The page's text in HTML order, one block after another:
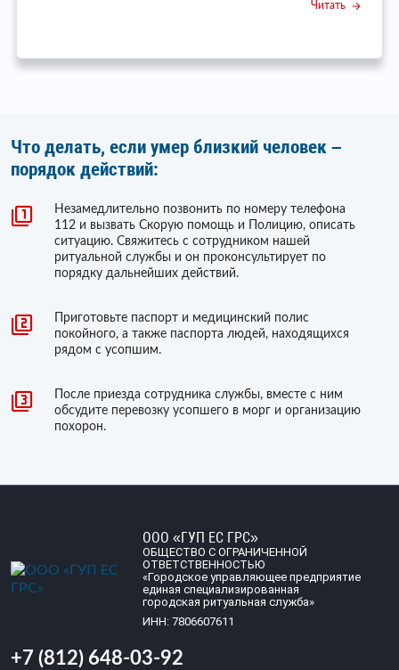
Читать
Что делать, если умер близкий человек –
порядок действий:
Незамедлительно позвонить по номеру телефона
112 и вызвать Скорую помощь и Полицию, описать
ситуацию. Свяжитесь с сотрудником нашей
ритуальной службы и он проконсультирует по
порядку дальнейших действий.
Приготовьте паспорт и медицинский полис
покойного, а также паспорта людей, находящихся
рядом с усопшим.
После приезда сотрудника службы, вместе с ним
обсудите перевозку усопшего в морг и организацию
похорон.
ООО «ГУП ЕС ГРС»
ОБЩЕСТВО С ОГРАНИЧЕННОЙ
ОТВЕТСТВЕННОСТЬЮ
«Городское управляющее предприятие
единая специализированная
городская ритуальная служба»
ИНН: 7806607611
+7 (812) 648-03-92